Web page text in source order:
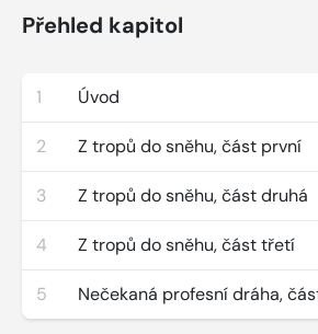
Přehled kapitol
1 Úvod
2 Z tropů do sněhu, část první
3 Z tropů do sněhu, část druhá
4 Z tropů do sněhu, část třetí
5 Nečekaná profesní dráha,